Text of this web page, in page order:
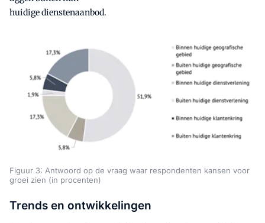
huidige dienstenaanbod.
Figuur 3: Antwoord op de vraag waar respondenten kansen voor
groei zien (in procenten)
Trends en ontwikkelingen